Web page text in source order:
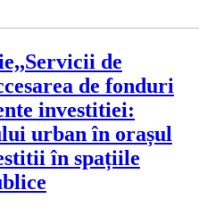
de
de fonduri
investitiei:
urban în orașul
în spațiile